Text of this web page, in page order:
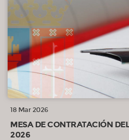
18 Mar 2026
MESA DE CONTRATACIÓN
2026